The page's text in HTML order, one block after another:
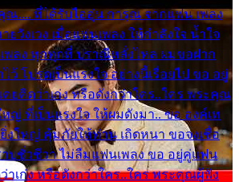
ณ.... ที่ได้รับไออุ่น การุณ จากแฟน เพลง
วังเวง เมื่อแฟนเพลง ให้กำลังใจ น้ำใจ
พลง ทุกทุกที่ ปราณีหลั่งไหล ผมขอฝาก
ว้ โปรดเป็นแรงใจ อย่างนี้เรื่อยไป ขอ อยู่
คยคิดว่าเก่ง หรือดังกว่าใคร..ใคร พระคุณ
หญ่ ที่เป็นแรงใจ ให้ผมดังมา.. ขอ องค์เท
งใหญ่ คุ้มภัยให้ท่าน เถิดหนา ขอจงเชื่อ
าบชั่วชีวา ไม่ลืมแฟนเพลง ขอ อยู่คู่แฟน
าเก่ง หรือดังกว่าใคร..ใคร พระคุณผู้ฟัง